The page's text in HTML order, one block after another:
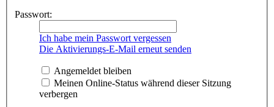
Passwort:
Ich habe mein Passwort vergessen
Die Aktivierungs-E-Mail erneut senden
Angemeldet bleiben
Meinen Online-Status während dieser Sitzung
verbergen